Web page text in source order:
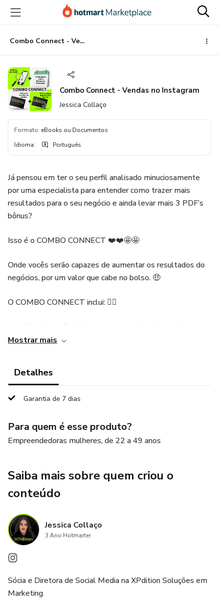
para
conteúdo
principal
para
pagamento
para
rodapé
Combo Connect - Vendas no Instagram
Combo Connect - Vendas no Instagram
Jessica Collaço
Formato: eBooks ou Documentos
Idioma: Português
Já pensou em ter o seu perfil analisado minuciosamente
por uma especialista para entender como trazer mais
resultados para o seu negócio e ainda levar mais 3 PDF’s
bônus?
Isso é o COMBO CONNECT ❤️❤️🤩🤩
Onde vocês serão capazes de aumentar os resultados do
negócios, por um valor que cabe no bolso. 🤑
O COMBO CONNECT inclui: 👇🏻
pontos fortes e pontos de melhoria do seu projeto)
conteúdos aplicáveis em qualquer nicho
- 1 PDF do Guia Prático de Vendas nos Stories
- 1 PDF com 17 Estratégias Rápidas de Stories para sua
Rotina Semanal
Mostrar mais
Detalhes
Garantia de 7 dias
Para quem é esse produto?
Empreendedoras mulheres, de 22 a 49 anos
Saiba mais sobre quem criou o
conteúdo
Jessica Collaço
3 Ano Hotmarter
Sócia e Diretora de Social Media na XPdition Soluções em
Marketing